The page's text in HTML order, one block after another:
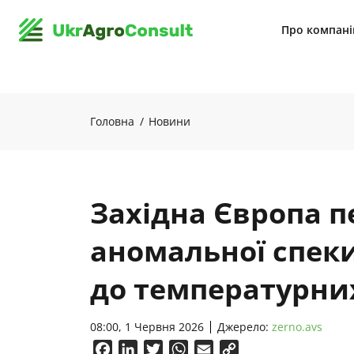
Про
Головна Новини
Західна Європа
аномальної
до
08:00, 1 Червня 2026 Джерело: zerno.avs
FacebookLinkedInTwitterWhatsApp
Email